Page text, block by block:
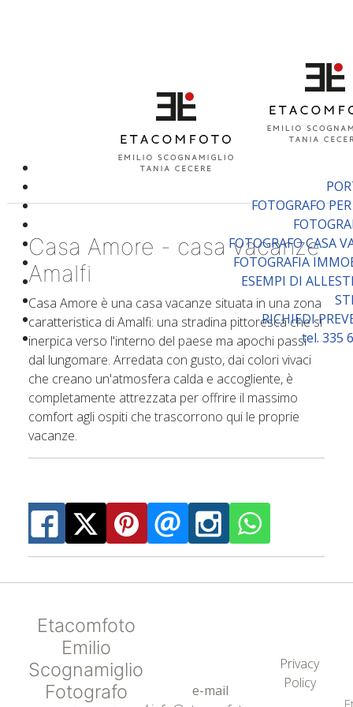
Casa Amore - casa vacanze
Amalfi
Casa Amore è una casa vacanze situata in una zona
caratteristica di Amalfi: una stradina pittoresca che si
inerpica verso l'interno del paese ma apochi passi
dal lungomare. Arredata con gusto, dai colori vivaci
che creano un'atmosfera calda e accogliente, è
completamente attrezzata per offrire il massimo
comfort agli ospiti che trascorrono qui le proprie
vacanze.
Etacomfoto
Emilio
Scognamiglio
Fotografo
e-mail
Privacy
Policy
FOTOGRAFO
FOTOGRAFO CASA
FOTOGRAFIA
ESEMPI DI
RICHIEDI
tel. 335